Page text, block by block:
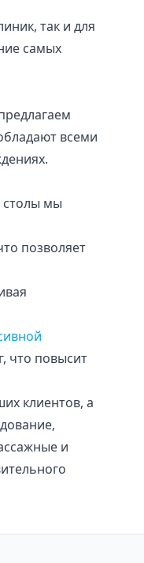
так и для
самых
всеми
столы мы
позволяет
что повысит
клиентов, а
и